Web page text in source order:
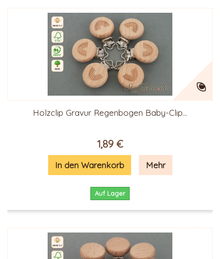
Holzclip Gravur Regenbogen Baby-Clip...
1,89 €
In den Warenkorb Mehr
Auf Lager